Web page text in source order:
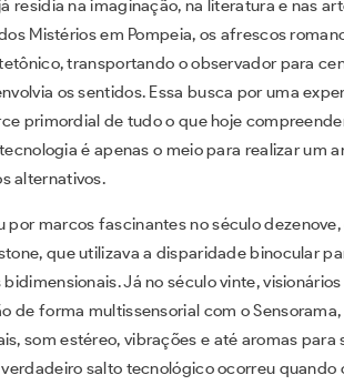
residia na imaginação, na literatura e nas
Mistérios em Pompeia, os afrescos
transportando o observador para
os sentidos. Essa busca por uma
primordial de tudo o que hoje
é apenas o meio para realizar um
alternativos.
por marcos fascinantes no século
que utilizava a disparidade binocular
Já no século vinte,
de forma multissensorial com o
som estéreo, vibrações e até aromas para
salto tecnológico ocorreu quando